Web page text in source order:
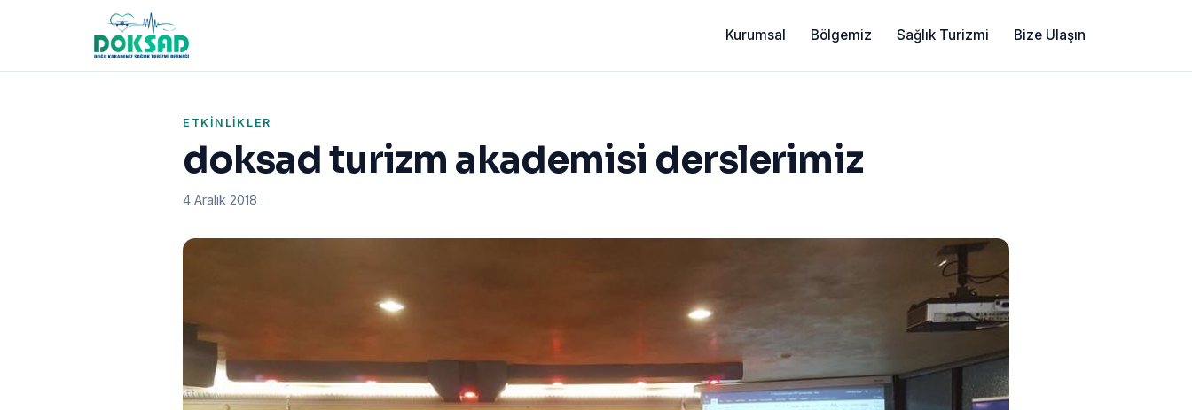
Kurumsal Bölgemiz Sağlık Turizmi Bize Ulaşın
ETKINLIKLER
doksad turizm akademisi derslerimiz
4 Aralık 2018